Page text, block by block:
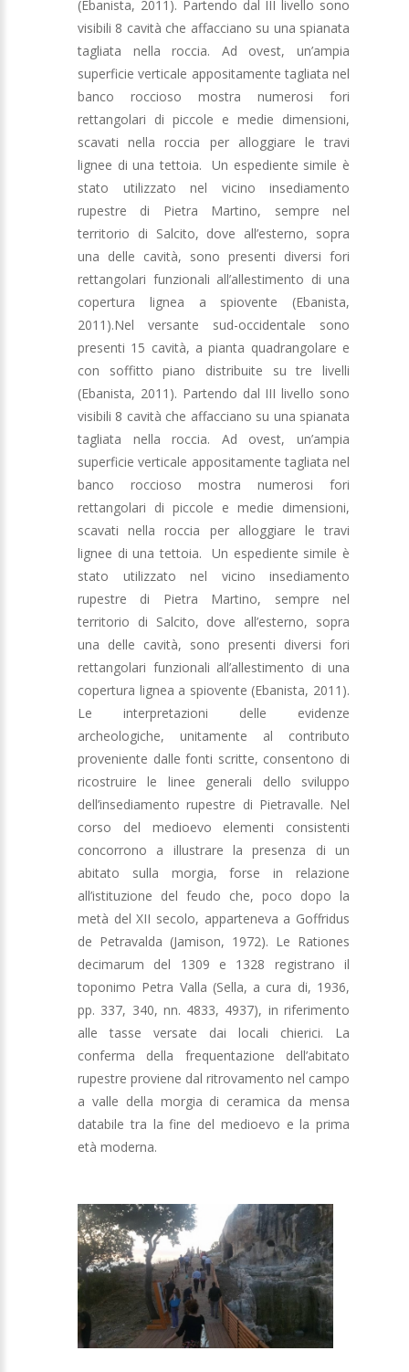
(Ebanista, 2011). Partendo dal III livello sono
visibili 8 cavità che affacciano su una spianata
tagliata nella roccia. Ad ovest, un’ampia
superficie verticale appositamente tagliata nel
banco roccioso mostra numerosi fori
rettangolari di piccole e medie dimensioni,
scavati nella roccia per alloggiare le travi
lignee di una tettoia. Un espediente simile è
stato utilizzato nel vicino insediamento
rupestre di Pietra Martino, sempre nel
territorio di Salcito, dove all’esterno, sopra
una delle cavità, sono presenti diversi fori
rettangolari funzionali all’allestimento di una
copertura lignea a spiovente (Ebanista,
2011).Nel versante sud-occidentale sono
presenti 15 cavità, a pianta quadrangolare e
con soffitto piano distribuite su tre livelli
(Ebanista, 2011). Partendo dal III livello sono
visibili 8 cavità che affacciano su una spianata
tagliata nella roccia. Ad ovest, un’ampia
superficie verticale appositamente tagliata nel
banco roccioso mostra numerosi fori
rettangolari di piccole e medie dimensioni,
scavati nella roccia per alloggiare le travi
lignee di una tettoia. Un espediente simile è
stato utilizzato nel vicino insediamento
rupestre di Pietra Martino, sempre nel
territorio di Salcito, dove all’esterno, sopra
una delle cavità, sono presenti diversi fori
rettangolari funzionali all’allestimento di una
copertura lignea a spiovente (Ebanista, 2011).
Le interpretazioni delle evidenze
archeologiche, unitamente al contributo
proveniente dalle fonti scritte, consentono di
ricostruire le linee generali dello sviluppo
dell’insediamento rupestre di Pietravalle. Nel
corso del medioevo elementi consistenti
concorrono a illustrare la presenza di un
abitato sulla morgia, forse in relazione
all’istituzione del feudo che, poco dopo la
metà del XII secolo, apparteneva a Goffridus
de Petravalda (Jamison, 1972). Le Rationes
decimarum del 1309 e 1328 registrano il
toponimo Petra Valla (Sella, a cura di, 1936,
pp. 337, 340, nn. 4833, 4937), in riferimento
alle tasse versate dai locali chierici. La
conferma della frequentazione dell’abitato
rupestre proviene dal ritrovamento nel campo
a valle della morgia di ceramica da mensa
databile tra la fine del medioevo e la prima
età moderna.